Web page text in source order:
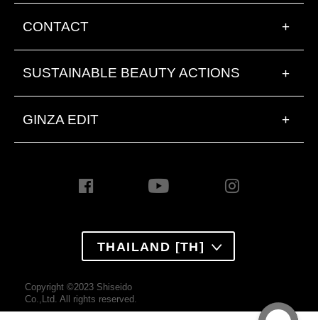
CONTACT +
SUSTAINABLE BEAUTY ACTIONS +
GINZA EDIT +
THAILAND [TH]
Copyright ©2023 Shiseido
Co.,Ltd. All rights reserved.